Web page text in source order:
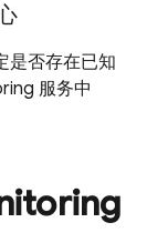
是否存在已知
服务中